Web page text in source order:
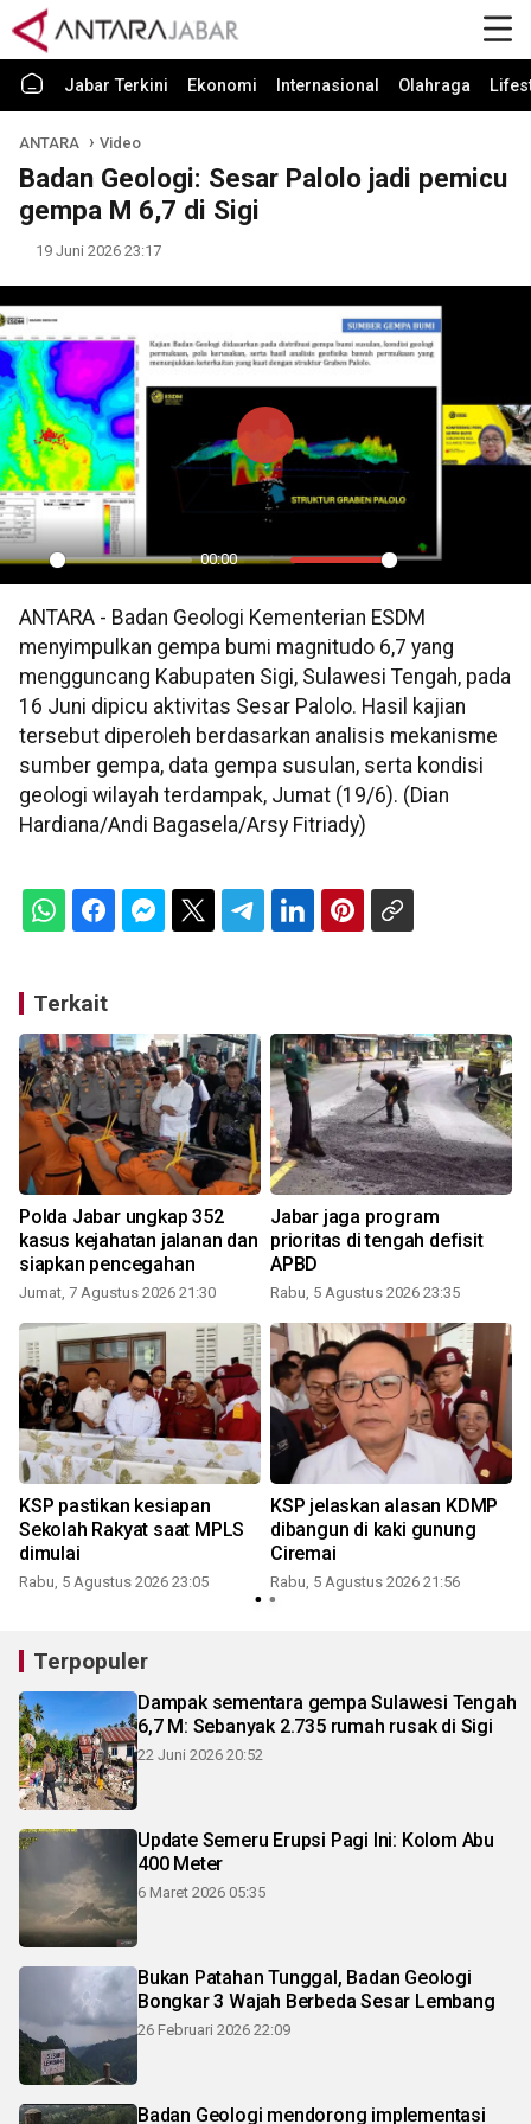
Jabar Terkini Ekonomi Internasional Olahraga
ANTARA Video
Badan Geologi: Sesar Palolo jadi pemicu
gempa M 6,7 di Sigi
19 Juni 2026 23:17
Play
00:00
Mute Settings
PIP
Play
ANTARA - Badan Geologi Kementerian ESDM
menyimpulkan gempa bumi magnitudo 6,7 yang
mengguncang Kabupaten Sigi, Sulawesi Tengah, pada
16 Juni dipicu aktivitas Sesar Palolo. Hasil kajian
tersebut diperoleh berdasarkan analisis mekanisme
sumber gempa, data gempa susulan, serta kondisi
geologi wilayah terdampak, Jumat (19/6). (Dian
Hardiana/Andi Bagasela/Arsy Fitriady)
Terkait
Polda Jabar ungkap 352
kasus kejahatan jalanan dan
siapkan pencegahan
Jumat, 7 Agustus 2026 21:30
Jabar jaga program
prioritas di tengah defisit
APBD
Rabu, 5 Agustus 2026 23:35
KSP pastikan kesiapan
Sekolah Rakyat saat MPLS
dimulai
Rabu, 5 Agustus 2026 23:05
KSP jelaskan alasan KDMP
dibangun di kaki gunung
Ciremai
Rabu, 5 Agustus 2026 21:56
Terpopuler
Dampak sementara gempa Sulawesi Tengah
6,7 M: Sebanyak 2.735 rumah rusak di Sigi
22 Juni 2026 20:52
Update Semeru Erupsi Pagi Ini: Kolom Abu
400 Meter
6 Maret 2026 05:35
Bukan Patahan Tunggal, Badan Geologi
Bongkar 3 Wajah Berbeda Sesar Lembang
26 Februari 2026 22:09
Badan Geologi mendorong implementasi